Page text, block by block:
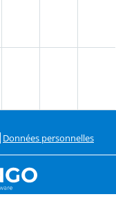
Données personnelles